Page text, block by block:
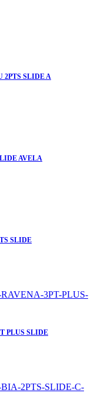
2PTS SLIDE A
AVELA
SLIDE
PLUS SLIDE